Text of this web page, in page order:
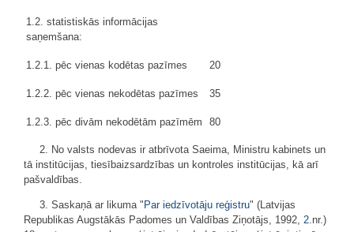
1.2. statistiskās informācijas
saņemšana:
1.2.1. pēc vienas kodētas pazīmes 20
1.2.2. pēc vienas nekodētas pazīmes 35
1.2.3. pēc divām nekodētām pazīmēm 80
2. No valsts nodevas ir atbrīvota Saeima, Ministru kabinets un
tā institūcijas, tiesībaizsardzības un kontroles institūcijas, kā arī
pašvaldības.
3. Saskaņā ar likuma " Par iedzīvotāju reģistru" (Latvijas
Republikas Augstākās Padomes un Valdības Ziņotājs, 1992, 2.nr.)